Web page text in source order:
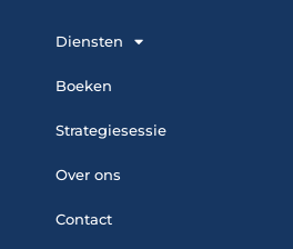
Diensten
Boeken
Strategiesessie
Over ons
Contact